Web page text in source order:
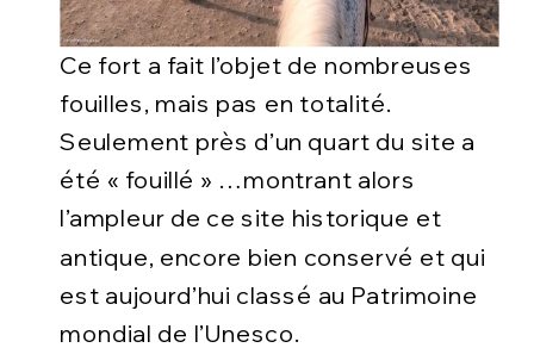
Ce fort a fait l’objet de nombreuses
fouilles, mais pas en totalité.
Seulement près d’un quart du site a
été « fouillé » …montrant alors
l’ampleur de ce site historique et
antique, encore bien conservé et qui
est aujourd’hui classé au Patrimoine
mondial de l’Unesco.